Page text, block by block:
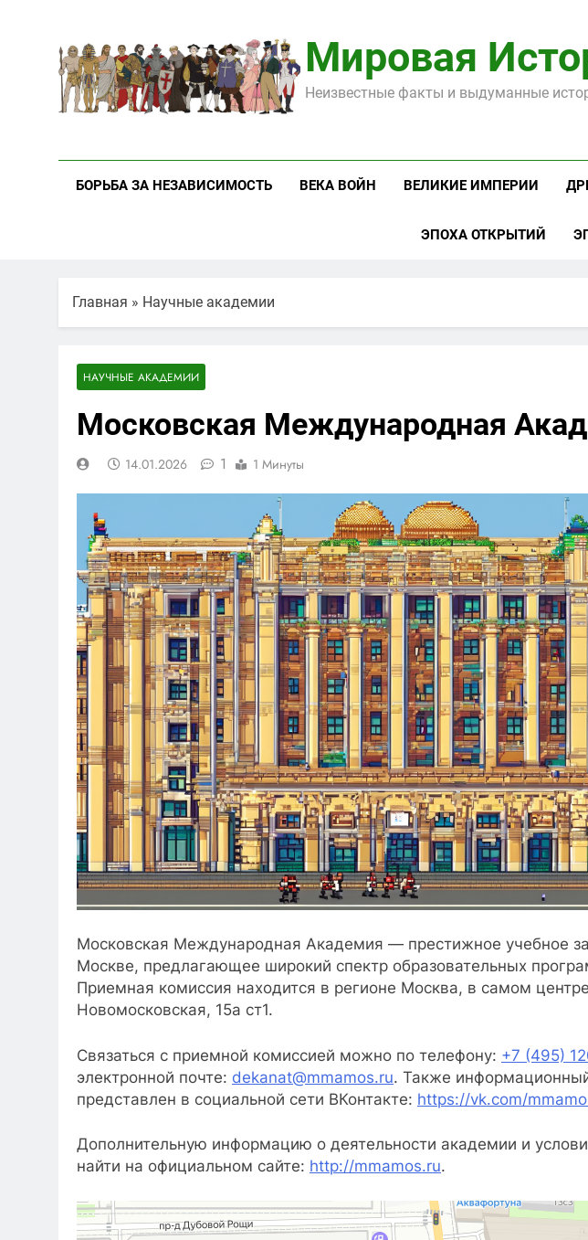
содержимому
Мировая
Неизвестные факты и выдуманные
БОРЬБА ЗА НЕЗАВИСИМОСТЬ ВЕКА ВОЙН ВЕЛИКИЕ ИМПЕРИИ
ЭПОХА ОТКРЫТИЙ
Главная » Научные академии
НАУЧНЫЕ АКАДЕМИИ
Московская Международная
14.01.2026 1 1 Минуты
Московская Международная Академия — престижное учебное
Москве, предлагающее широкий спектр образовательных
Приемная комиссия находится в регионе Москва, в самом
Новомосковская, 15а ст1.
Связаться с приемной комиссией можно по телефону: +7 (495)
электронной почте: dekanat@mmamos.ru. Также
представлен в социальной сети ВКонтакте: https://vk.com/
Дополнительную информацию о деятельности академии и
найти на официальном сайте: http://mmamos.ru.